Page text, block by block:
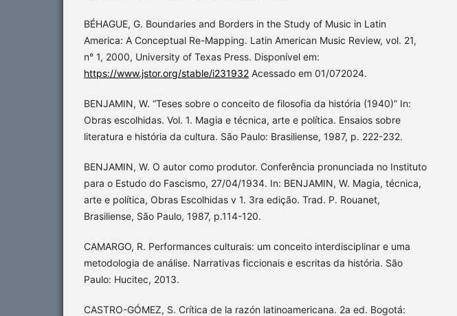
BÉHAGUE, G. Boundaries and Borders in the Study of Music in Latin
America: A Conceptual Re-Mapping. Latin American Music Review, vol. 21,
n° 1, 2000, University of Texas Press. Disponível em:
https://www.jstor.org/stable/i231932 Acessado em 01/072024.
BENJAMIN, W. “Teses sobre o conceito de filosofia da história (1940)” In:
Obras escolhidas. Vol. 1. Magia e técnica, arte e política. Ensaios sobre
literatura e história da cultura. São Paulo: Brasiliense, 1987, p. 222-232.
BENJAMIN, W. O autor como produtor. Conferência pronunciada no Instituto
para o Estudo do Fascismo, 27/04/1934. In: BENJAMIN, W. Magia, técnica,
arte e política, Obras Escolhidas v 1. 3ra edição. Trad. P. Rouanet,
Brasiliense, São Paulo, 1987, p.114-120.
CAMARGO, R. Performances culturais: um conceito interdisciplinar e uma
metodologia de análise. Narrativas ficcionais e escritas da história. São
Paulo: Hucitec, 2013.
CASTRO-GÓMEZ, S. Crítica de la razón latinoamericana. 2a ed. Bogotá: